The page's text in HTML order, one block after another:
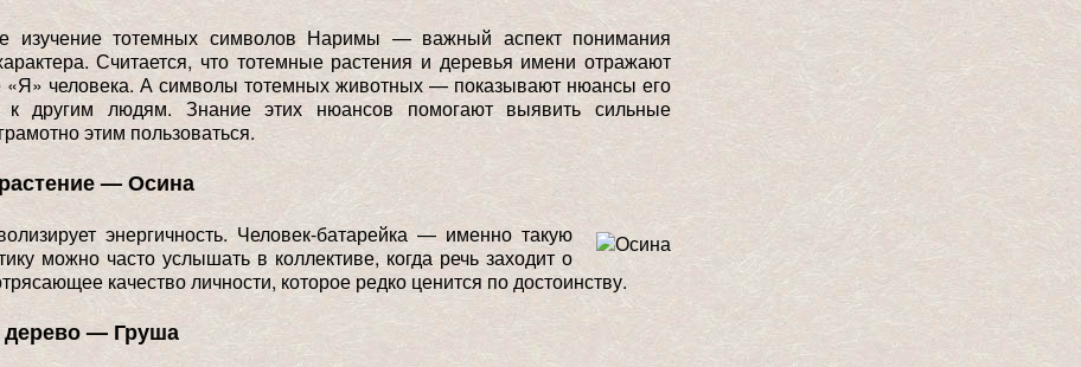
изучение тотемных символов Наримы — важный аспект понимания
Считается, что тотемные растения и деревья имени отражают
«Я» человека. А символы тотемных животных — показывают нюансы его
к другим людям. Знание этих нюансов помогают выявить сильные
этим пользоваться.
— Осина
энергичность. Человек-батарейка — именно такую
можно часто услышать в коллективе, когда речь заходит о
качество личности, которое редко ценится по достоинству.
дерево — Груша